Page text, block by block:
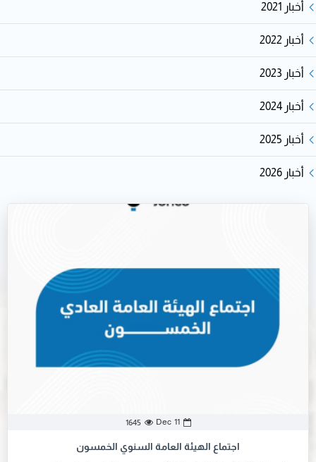
أخبار 2021
أخبار 2022
أخبار 2023
أخبار 2024
أخبار 2025
أخبار 2026
11
Dec
1645
اجتماع الهيئة العامة السنوي الخمسون